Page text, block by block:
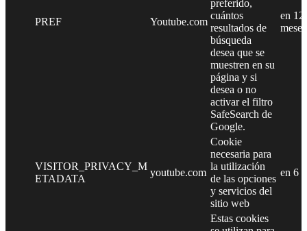
PREF Youtube.com
preferido,
cuántos
resultados de
búsqueda
desea que se
muestren en su
página y si
desea o no
activar el filtro
SafeSearch de
Google.
en 12
meses
VISITOR_PRIVACY_M
ETADATA
youtube.com
Cookie
necesaria para
la utilización
de las opciones
y servicios del
sitio web
en 6
Estas cookies